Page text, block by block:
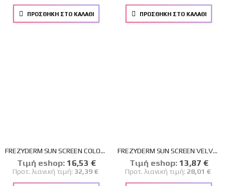
ΠΡΟΣΘΉΚΗ ΣΤΟ ΚΑΛΆΘΙ ΠΡΟΣΘΉΚΗ ΣΤΟ ΚΑΛΆΘΙ
FREZYDERM SUN SCREEN COLOR VELVET FACE CREAM SPF 50+ ΑΝΤΗΛΙΑΚΗ ΚΡΕΜΑ ΠΡΟΣΩΠΟΥ ΜΕ ΧΡΩΜΑ 50ml
Tιμή eshop: Ειδική
Τιμή
16,53 €
Προτ. λιανική τιμή: 32,39 €
FREZYDERM SUN SCREEN VELVET FACE SPF 50+ 50ml
Tιμή eshop: Ειδική
Τιμή
13,87 €
Προτ. λιανική τιμή: 28,01 €